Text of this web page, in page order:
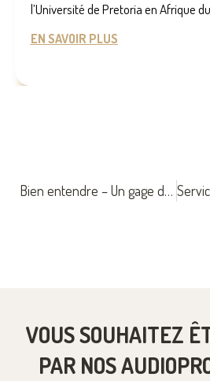
l’Université de Pretoria en Afrique du
EN SAVOIR PLUS
Bien entendre – Un gage de bien être
VOUS SOUHAITEZ
PAR NOS